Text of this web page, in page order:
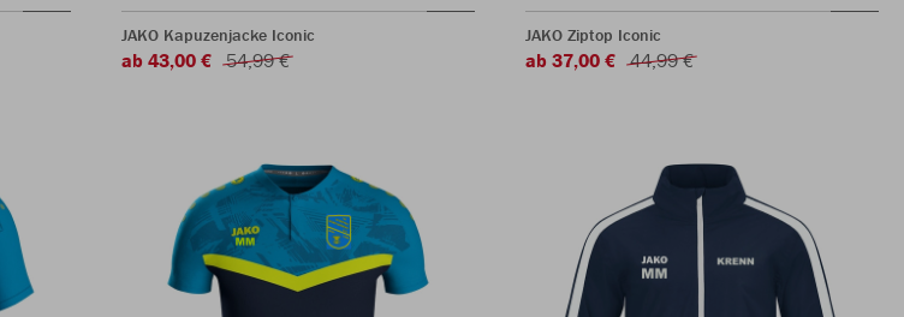
JAKO Kapuzenjacke Iconic
ab 43,00 € 54,99 €
JAKO Ziptop Iconic
ab 37,00 € 44,99 €